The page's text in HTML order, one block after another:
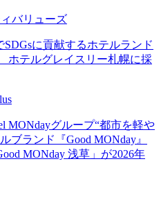
バリューズ
に貢献するホテルランド
ホテルグレイスリー札幌に採
MONdayグループ“都市を軽や
ブランド『Good MONday』
MONday 浅草」が2026年